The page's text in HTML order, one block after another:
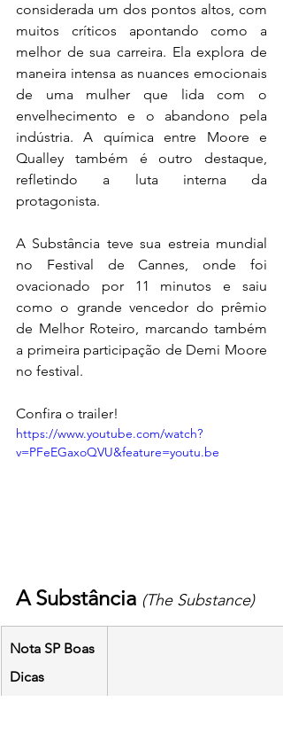
considerada um dos pontos altos, com
muitos críticos apontando como a
melhor de sua carreira. Ela explora de
maneira intensa as nuances emocionais
de uma mulher que lida com o
envelhecimento e o abandono pela
indústria. A química entre Moore e
Qualley também é outro destaque,
refletindo a luta interna da
protagonista.
A Substância teve sua estreia mundial
no Festival de Cannes, onde foi
ovacionado por 11 minutos e saiu
como o grande vencedor do prêmio
de Melhor Roteiro, marcando também
a primeira participação de Demi Moore
no festival.
Confira o trailer!
https://www.youtube.com/watch?
v=PFeEGaxoQVU&feature=youtu.be
A Substância (The Substance)
Nota SP Boas
Dicas